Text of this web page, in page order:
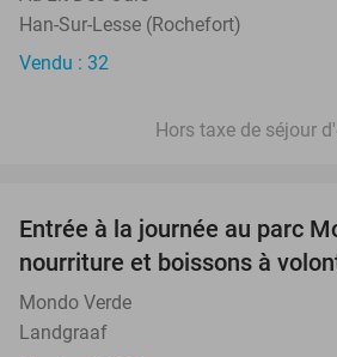
Han-Sur-Lesse (Rochefort)
Vendu : 32
Hors taxe de séjour
Entrée à la journée au parc
nourriture et boissons à
Mondo Verde
Landgraaf